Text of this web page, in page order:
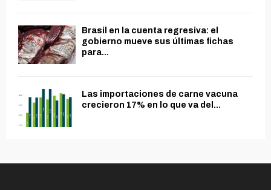
Brasil en la cuenta regresiva: el
gobierno mueve sus últimas fichas
para...
Las importaciones de carne vacuna
crecieron 17% en lo que va del...